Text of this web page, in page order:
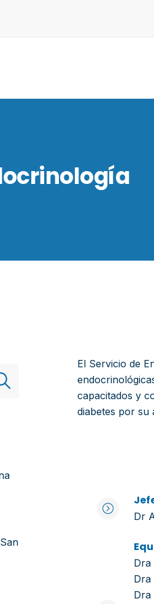
El Servicio de
capacitados y
diabetes por su
Dr
Dra
Dra
Dra